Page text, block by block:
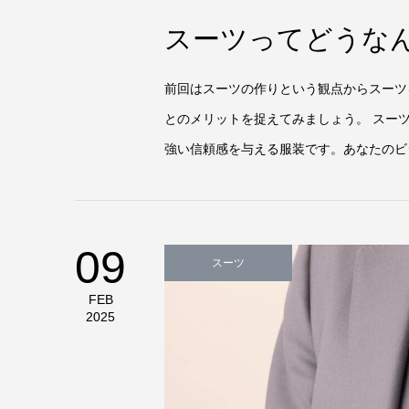
スーツってどうな
前回はスーツの作りという観点からスー
とのメリットを捉えてみましょう。 スー
強い信頼感を与える服装です。あなたの
09
FEB
2025
スーツ